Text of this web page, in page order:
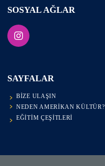
SOSYAL AĞLAR
SAYFALAR
BIZE ULAŞIN
NEDEN AMERIKAN KÜLTÜR?
EĞITIM ÇEŞITLERI